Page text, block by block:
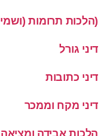
(הלכות תרומות
דיני גורל
דיני כתובות
דיני מקח וממכר
הלכות אבידה ומציאה